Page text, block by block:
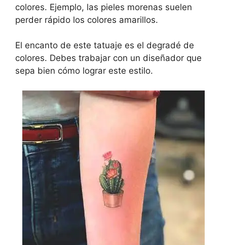
colores. Ejemplo, las pieles morenas suelen
perder rápido los colores amarillos.
El encanto de este tatuaje es el degradé de
colores. Debes trabajar con un diseñador que
sepa bien cómo lograr este estilo.